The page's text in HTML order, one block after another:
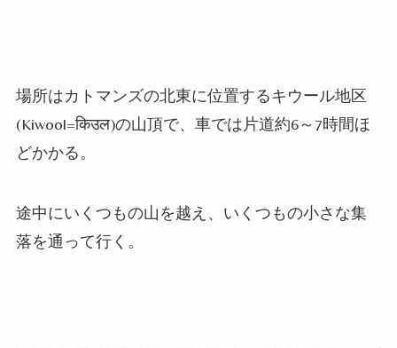
場所はカトマンズの北東に位置するキウール地区
(Kiwool=किउल)の山頂で、車では片道約6～7時間ほ
どかかる。
途中にいくつもの山を越え、いくつもの小さな集
落を通って行く。